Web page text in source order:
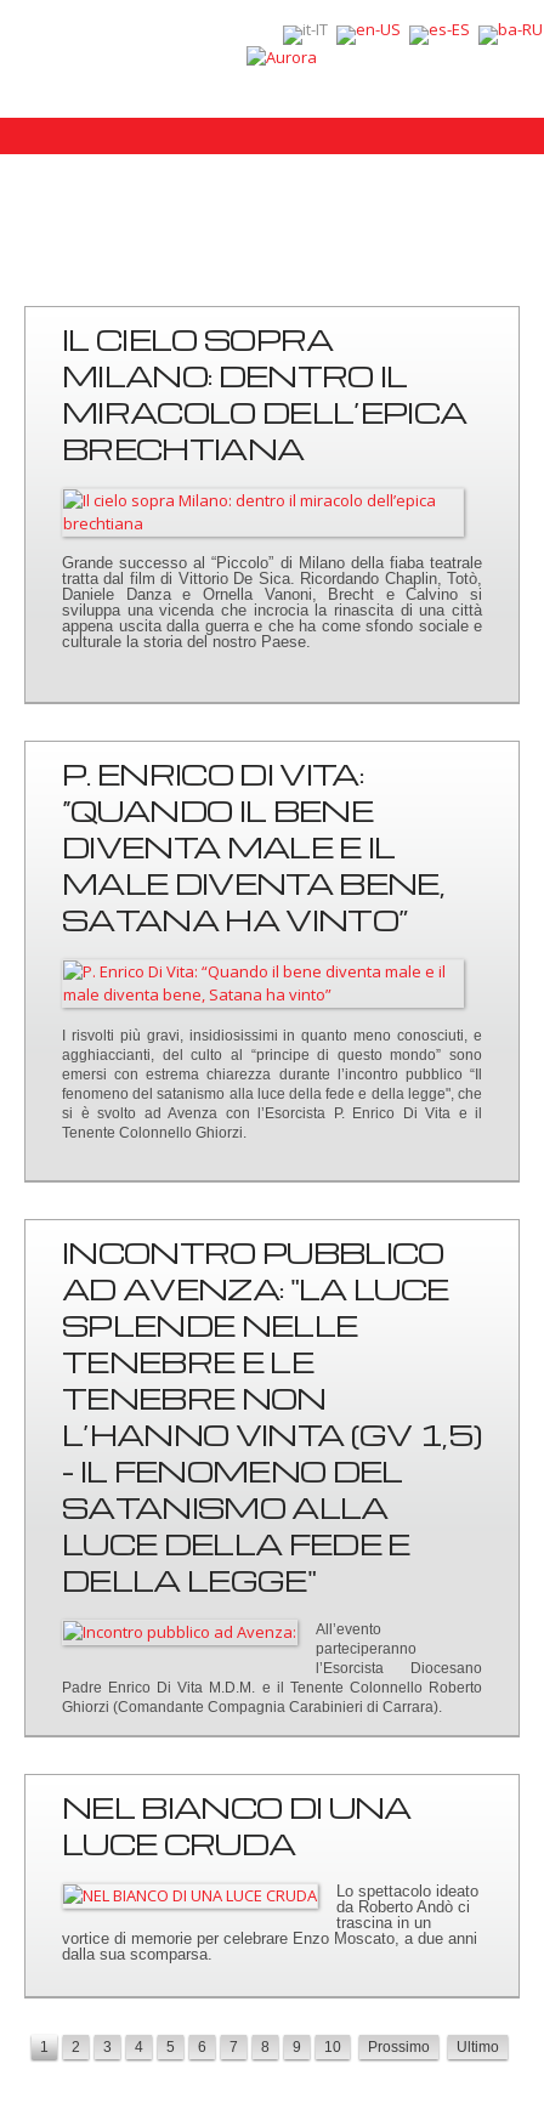
IL CIELO SOPRA
MILANO: DENTRO IL
MIRACOLO DELL’EPICA
BRECHTIANA
Grande successo al “Piccolo” di Milano della fiaba teatrale
tratta dal film di Vittorio De Sica. Ricordando Chaplin, Totò,
Daniele Danza e Ornella Vanoni, Brecht e Calvino si
sviluppa una vicenda che incrocia la rinascita di una città
appena uscita dalla guerra e che ha come sfondo sociale e
culturale la storia del nostro Paese.
P. ENRICO DI VITA:
“QUANDO IL BENE
DIVENTA MALE E IL
MALE DIVENTA BENE,
SATANA HA VINTO”
I risvolti più gravi, insidiosissimi in quanto meno conosciuti, e
agghiaccianti, del culto al “principe di questo mondo” sono
emersi con estrema chiarezza durante l’incontro pubblico “Il
fenomeno del satanismo alla luce della fede e della legge", che
si è svolto ad Avenza con l’Esorcista P. Enrico Di Vita e il
Tenente Colonnello Ghiorzi.
INCONTRO PUBBLICO
AD AVENZA: "LA LUCE
SPLENDE NELLE
TENEBRE E LE
TENEBRE NON
L’HANNO VINTA (GV 1,5)
- IL FENOMENO DEL
SATANISMO ALLA
LUCE DELLA FEDE E
DELLA LEGGE"
All’evento
parteciperanno
l’Esorcista Diocesano
Padre Enrico Di Vita M.D.M. e il Tenente Colonnello Roberto
Ghiorzi (Comandante Compagnia Carabinieri di Carrara).
NEL BIANCO DI UNA
LUCE CRUDA
Lo spettacolo ideato
da Roberto Andò ci
trascina in un
vortice di memorie per celebrare Enzo Moscato, a due anni
dalla sua scomparsa.
1 2 3 4 5 6 7 8 9 10 Prossimo Ultimo